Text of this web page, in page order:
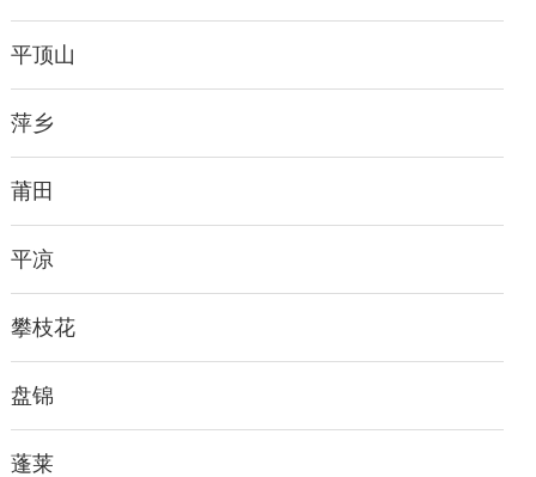
平顶山
萍乡
莆田
平凉
攀枝花
盘锦
蓬莱